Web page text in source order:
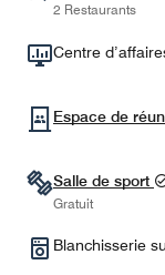
2 Restaurants
Centre
Espace de
Salle de sport
Gratuit
Blanchisserie